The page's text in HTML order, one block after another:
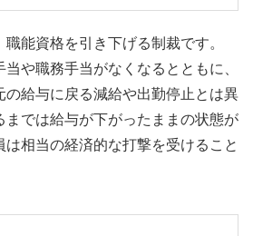
能資格を引き下げる制裁です。
や職務手当がなくなるとともに、
の給与に戻る減給や出勤停止とは異
までは給与が下がったままの状態が
相当の経済的な打撃を受けること